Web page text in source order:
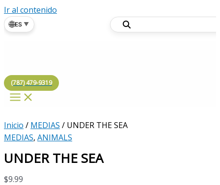
Ir al contenido
🌐ES ▼
(787) 479-9319
Inicio / MEDIAS / UNDER THE SEA
MEDIAS, ANIMALS
UNDER THE SEA
$9.99